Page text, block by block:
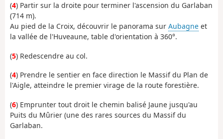
(4) Partir sur la droite pour terminer l'ascension du Garlaban
(714 m).
Au pied de la Croix, découvrir le panorama sur Aubagne et
la vallée de l'Huveaune, table d'orientation à 360°.
(5) Redescendre au col.
(4) Prendre le sentier en face direction le Massif du Plan de
l'Aigle, atteindre le premier virage de la route forestière.
(6) Emprunter tout droit le chemin balisé Jaune jusqu'au
Puits du Mûrier (une des rares sources du Massif du
Garlaban.